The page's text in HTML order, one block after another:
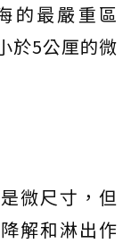
的最嚴重區
於5公厘的微
微尺寸，但
解和淋出作